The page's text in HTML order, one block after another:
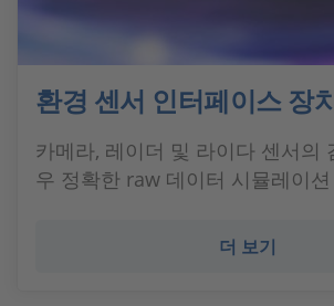
환경 센서 인터페이스 장
카메라, 레이더 및 라이다 센서의
우 정확한 raw 데이터 시뮬레이
더 보기